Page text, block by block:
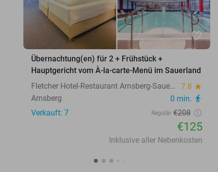
favorite_border
Übernachtung(en) für 2 + Frühstück +
Hauptgericht vom À-la-carte-Menü im Sauerland
Fletcher Hotel-Restaurant Arnsberg-Sauerland
7.8 star
Arnsberg 0 min. directions_walk
Verkauft: 7 Regulär €208
€125
Inklusive aller Nebenkosten